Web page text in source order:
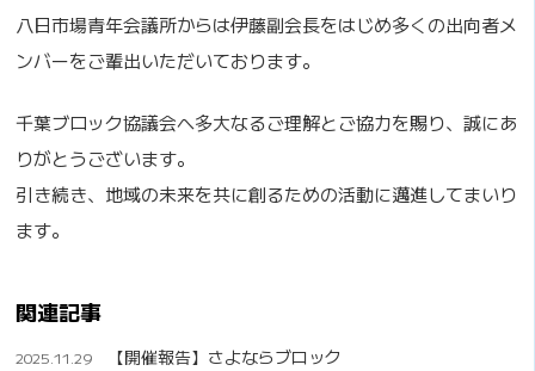
八日市場青年会議所からは伊藤副会長をはじめ多くの出向者メ
ンバーをご輩出いただいております。
千葉ブロック協議会へ多大なるご理解とご協力を賜り、誠にあ
りがとうございます。
引き続き、地域の未来を共に創るための活動に邁進してまいり
ます。
関連記事
2025.11.29 【開催報告】さよならブロック